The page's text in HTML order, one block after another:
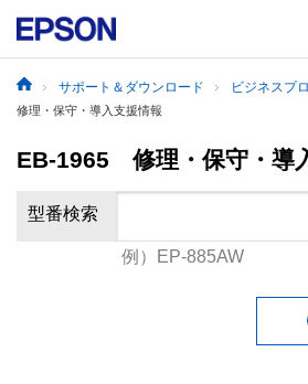
サポート＆ダウンロード ビジネスプ
修理・保守・導入支援情報
EB-1965 修理・保守・導
型番検索
例）EP-885AW